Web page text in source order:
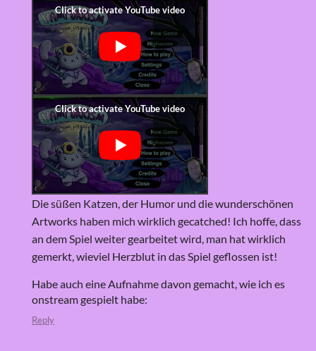
Die süßen Katzen, der Humor und die wunderschönen
Artworks haben mich wirklich gecatched! Ich hoffe, dass
an dem Spiel weiter gearbeitet wird, man hat wirklich
gemerkt, wieviel Herzblut in das Spiel geflossen ist!
Habe auch eine Aufnahme davon gemacht, wie ich es
onstream gespielt habe:
Reply